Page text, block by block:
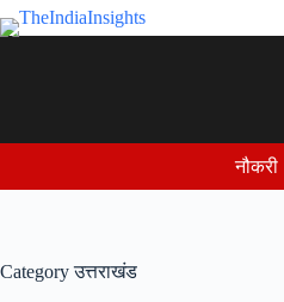
Skip
to
नौकरी
Categoryउत्तराखंड